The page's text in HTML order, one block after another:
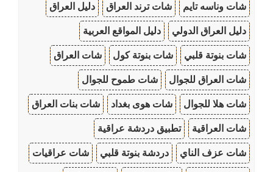
شات وناسه تايم شات ترند العراق دليل العراق
دليل العراق الدولي دليل المواقع العربية
شات بنوتة قلبي شات بنوتة كول شات العراق
شات العراق للجوال شات طموح للجوال
شات هلا للجوال شات هوى بغداد شات بنات العراق
شات العراقية تطبيق دردشة عراقية
شات عزف الناي دردشة بنوتة قلبي شات عراقيات